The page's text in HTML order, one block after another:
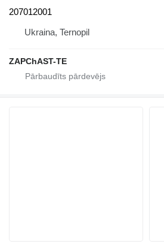
207012001
Ukraina, Ternopil
ZAPChAST-TE